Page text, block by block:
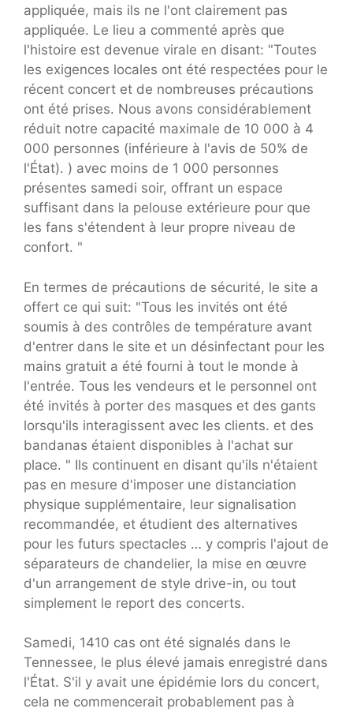
appliquée, mais ils ne l'ont clairement pas
appliquée. Le lieu a commenté après que
l'histoire est devenue virale en disant: "Toutes
les exigences locales ont été respectées pour le
récent concert et de nombreuses précautions
ont été prises. Nous avons considérablement
réduit notre capacité maximale de 10 000 à 4
000 personnes (inférieure à l'avis de 50% de
l'État). ) avec moins de 1 000 personnes
présentes samedi soir, offrant un espace
suffisant dans la pelouse extérieure pour que
les fans s'étendent à leur propre niveau de
confort. "
En termes de précautions de sécurité, le site a
offert ce qui suit: "Tous les invités ont été
soumis à des contrôles de température avant
d'entrer dans le site et un désinfectant pour les
mains gratuit a été fourni à tout le monde à
l'entrée. Tous les vendeurs et le personnel ont
été invités à porter des masques et des gants
lorsqu'ils interagissent avec les clients. et des
bandanas étaient disponibles à l'achat sur
place. " Ils continuent en disant qu'ils n'étaient
pas en mesure d'imposer une distanciation
physique supplémentaire, leur signalisation
recommandée, et étudient des alternatives
pour les futurs spectacles … y compris l'ajout de
séparateurs de chandelier, la mise en œuvre
d'un arrangement de style drive-in, ou tout
simplement le report des concerts.
Samedi, 1410 cas ont été signalés dans le
Tennessee, le plus élevé jamais enregistré dans
l'État. S'il y avait une épidémie lors du concert,
cela ne commencerait probablement pas à